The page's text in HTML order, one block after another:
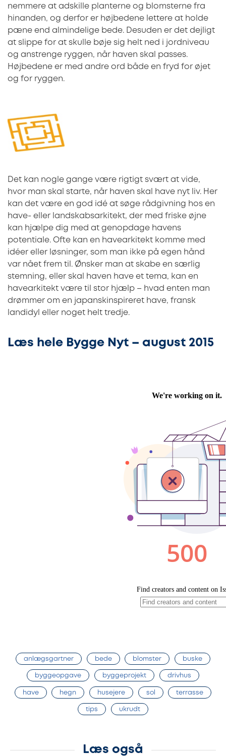
nemmere at adskille planterne og blomsterne fra
hinanden, og derfor er højbedene lettere at holde
pæne end almindelige bede. Desuden er det dejligt
at slippe for at skulle bøje sig helt ned i jordniveau
og anstrenge ryggen, når haven skal passes.
Højbedene er med andre ord både en fryd for øjet
og for ryggen.
Det kan nogle gange være rigtigt svært at vide,
hvor man skal starte, når haven skal have nyt liv. Her
kan det være en god idé at søge rådgivning hos en
have- eller landskabsarkitekt, der med friske øjne
kan hjælpe dig med at genopdage havens
potentiale. Ofte kan en havearkitekt komme med
idéer eller løsninger, som man ikke på egen hånd
var nået frem til. Ønsker man at skabe en særlig
stemning, eller skal haven have et tema, kan en
havearkitekt være til stor hjælp – hvad enten man
drømmer om en japanskinspireret have, fransk
landidyl eller noget helt tredje.
Læs hele Bygge Nyt – august 2015
anlægsgartner bede blomster buske
byggeopgave byggeprojekt drivhus
have hegn husejere sol terrasse
tips ukrudt
Læs også